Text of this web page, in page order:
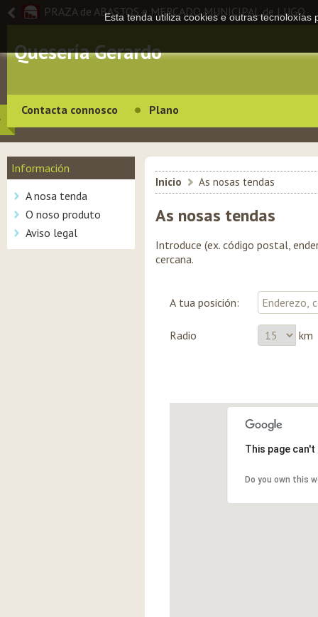
PRAZA de ABASTOS e MERCADO MUNICIPAL de LUGO
Quesería Gerardo
Contacta connosco Plano
Información
A nosa tenda
O noso produto
Aviso legal
Inicio > As nosas tendas
As nosas tendas
Introduce (ex. código postal,
cercana.
A tua posición:
Radio km
This page
Do you own this
Esta tenda utiliza cookies e outras